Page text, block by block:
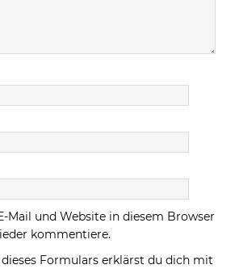
Mail und Website in diesem Browser
kommentiere.
Formulars erklärst du dich mit